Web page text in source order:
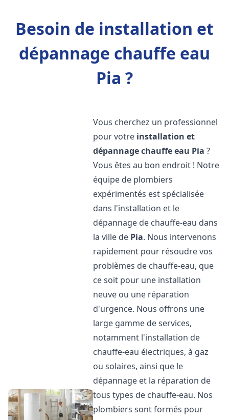
Besoin de installation et
dépannage chauffe eau
Pia ?
Vous cherchez un professionnel
pour votre installation et
dépannage chauffe eau Pia ?
Vous êtes au bon endroit ! Notre
équipe de plombiers
expérimentés est spécialisée
dans l'installation et le
dépannage de chauffe-eau dans
la ville de Pia. Nous intervenons
rapidement pour résoudre vos
problèmes de chauffe-eau, que
ce soit pour une installation
neuve ou une réparation
d'urgence. Nous offrons une
large gamme de services,
notamment l'installation de
chauffe-eau électriques, à gaz
ou solaires, ainsi que le
dépannage et la réparation de
tous types de chauffe-eau. Nos
plombiers sont formés pour